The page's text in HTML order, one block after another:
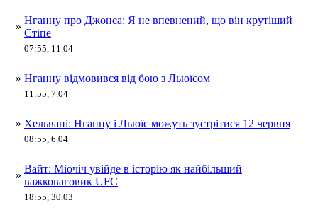
»
Нганну про Джонса: Я не впевнений, що він крутіший
Стіпе
07:55, 11.04
» Нганну відмовився від бою з Льюїсом
11:55, 7.04
» Хельвані: Нганну і Льюїс можуть зустрітися 12 червня
08:55, 6.04
»
Вайт: Міочіч увійде в історію як найбільший
важковаговик UFC
18:55, 30.03